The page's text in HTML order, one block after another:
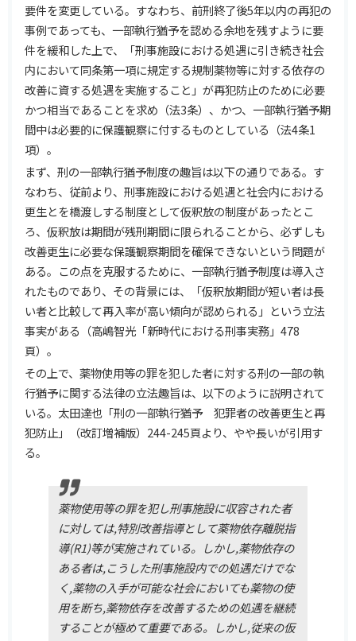
要件を変更している。すなわち、前刑終了後5年以内の再犯の
事例であっても、一部執行猶予を認める余地を残すように要
件を緩和した上で、「刑事施設における処遇に引き続き社会
内において同条第一項に規定する規制薬物等に対する依存の
改善に資する処遇を実施すること」が再犯防止のために必要
かつ相当であることを求め（法3条）、かつ、一部執行猶予期
間中は必要的に保護観察に付するものとしている（法4条1
項）。
まず、刑の一部執行猶予制度の趣旨は以下の通りである。す
なわち、従前より、刑事施設における処遇と社会内における
更生とを橋渡しする制度として仮釈放の制度があったとこ
ろ、仮釈放は期間が残刑期間に限られることから、必ずしも
改善更生に必要な保護観察期間を確保できないという問題が
ある。この点を克服するために、一部執行猶予制度は導入さ
れたものであり、その背景には、「仮釈放期間が短い者は長
い者と比較して再入率が高い傾向が認められる」という立法
事実がある（高嶋智光「新時代における刑事実務」478
頁）。
その上で、薬物使用等の罪を犯した者に対する刑の一部の執
行猶予に関する法律の立法趣旨は、以下のように説明されて
いる。太田達也「刑の一部執行猶予 犯罪者の改善更生と再
犯防止」（改訂増補版）244-245頁より、やや長いが引用す
る。
薬物使用等の罪を犯し刑事施設に収容された者
に対しては,特別改善指導として薬物依存離脱指
導(R1)等が実施されている。しかし,薬物依存の
ある者は,こうした刑事施設内での処遇だけでな
く,薬物の入手が可能な社会においても薬物の使
用を断ち,薬物依存を改善するための処遇を継続
することが極めて重要である。しかし,従来の仮